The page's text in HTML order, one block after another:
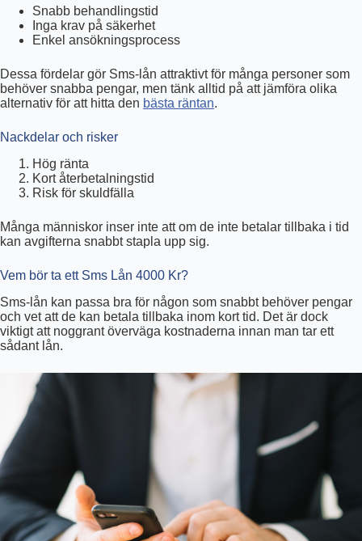
Snabb behandlingstid
Inga krav på säkerhet
Enkel ansökningsprocess
Dessa fördelar gör Sms-lån attraktivt för många personer som
behöver snabba pengar, men tänk alltid på att jämföra olika
alternativ för att hitta den bästa räntan.
Nackdelar och risker
Hög ränta
Kort återbetalningstid
Risk för skuldfälla
Många människor inser inte att om de inte betalar tillbaka i tid
kan avgifterna snabbt stapla upp sig.
Vem bör ta ett Sms Lån 4000 Kr?
Sms-lån kan passa bra för någon som snabbt behöver pengar
och vet att de kan betala tillbaka inom kort tid. Det är dock
viktigt att noggrant överväga kostnaderna innan man tar ett
sådant lån.